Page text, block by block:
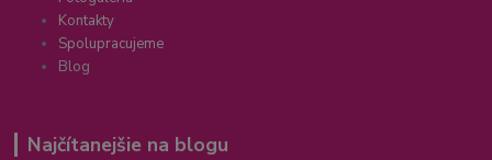
Kontakty
Spolupracujeme
Blog
Najčítanejšie na blogu